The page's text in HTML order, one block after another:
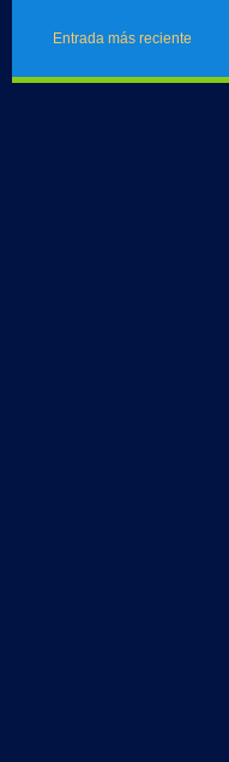
Entrada más reciente